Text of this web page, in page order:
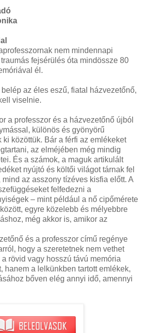
nem mindennapi
fejsérülés óta mindössze 80
él.
az éles eszű, fiatal házvezetőnő,
viselnie.
a professzor és a házvezetőnő újból
különös és gyönyörű
ki közöttük. Bár a férfi az emlékeket
az elméjében még mindig
És a számok, a maguk artikulált
nyújtó és költői világot tárnak fel
az asszony tízéves kisfia előtt. A
felfedezni a
– mint például a nő cipőmérete
egyre közelebb és mélyebbre
még akkor is, amikor az
és a professzor című regénye
hogy a szeretetnek nem vethet
rövid vagy hosszú távú memória
hanem a lelkünkben tartott emlékek,
bőven elég annyi idő, amennyi